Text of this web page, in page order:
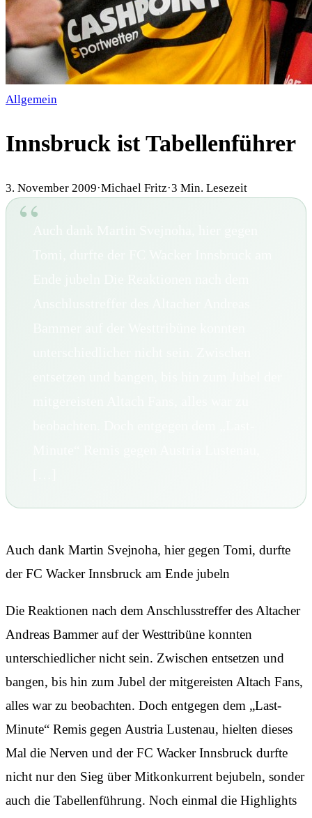
Allgemein
Innsbruck ist Tabellenführer
3. November 2009·Michael Fritz·3 Min. Lesezeit
Auch dank Martin Svejnoha, hier gegen Tomi, durfte
der FC Wacker Innsbruck am Ende jubeln
Die Reaktionen nach dem Anschlusstreffer des Altacher
Andreas Bammer auf der Westtribüne konnten
unterschiedlicher nicht sein. Zwischen entsetzen und
bangen, bis hin zum Jubel der mitgereisten Altach Fans,
alles war zu beobachten. Doch entgegen dem „Last-
Minute“ Remis gegen Austria Lustenau, hielten dieses
Mal die Nerven und der FC Wacker Innsbruck durfte
nicht nur den Sieg über Mitkonkurrent bejubeln, sonder
auch die Tabellenführung. Noch einmal die Highlights